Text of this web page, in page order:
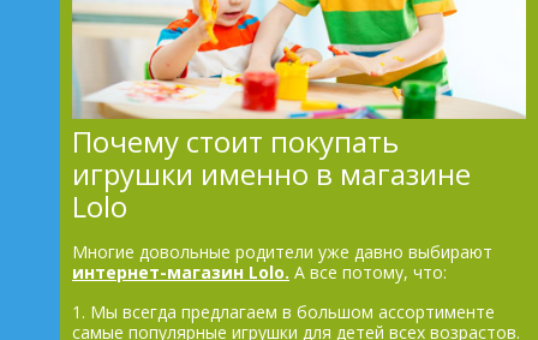
Почему стоит покупать
игрушки именно в магазине
Lolo
Многие довольные родители уже давно выбирают
интернет-магазин Lolo. А все потому, что:
1. Мы всегда предлагаем в большом ассортименте
самые популярные игрушки для детей всех возрастов.